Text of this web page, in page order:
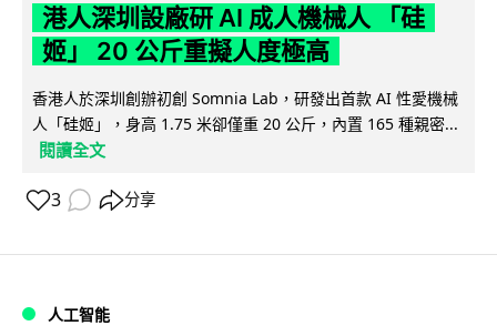
港人深圳設廠研 AI 成人機械人 「硅
姬」 20 公斤重擬人度極高
香港人於深圳創辦初創 Somnia Lab，研發出首款 AI 性愛機械
人「硅姬」，身高 1.75 米卻僅重 20 公斤，內置 165 種親密...
閱讀全文
3 分享
人工智能